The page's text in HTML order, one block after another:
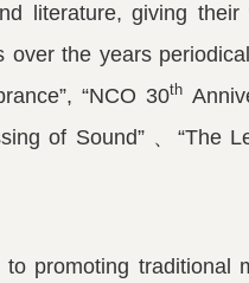
literature, giving
the years
“NCO 30th
of Sound” 、“The
promoting